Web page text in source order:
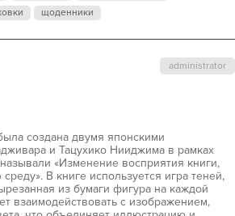
щоденники
administrator
создана двумя японскими
и Тацухико Нииджима в рамках
«Изменение восприятия книги,
В книге используется игра теней,
из бумаги фигура на каждой
взаимодействовать с изображением,